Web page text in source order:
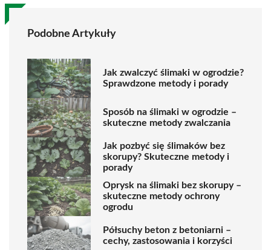
Podobne Artykuły
Jak zwalczyć ślimaki w ogrodzie?
Sprawdzone metody i porady
Sposób na ślimaki w ogrodzie –
skuteczne metody zwalczania
Jak pozbyć się ślimaków bez
skorupy? Skuteczne metody i
porady
Oprysk na ślimaki bez skorupy –
skuteczne metody ochrony
ogrodu
Półsuchy beton z betoniarni –
cechy, zastosowania i korzyści